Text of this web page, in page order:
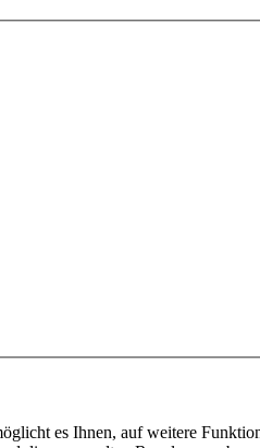
es Ihnen, auf weitere